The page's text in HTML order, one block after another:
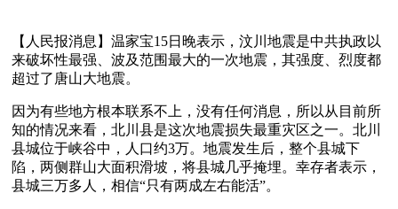
【人民报消息】温家宝15日晚表示，汶川地震是中共执政以
来破坏性最强、波及范围最大的一次地震，其强度、烈度都
超过了唐山大地震。
因为有些地方根本联系不上，没有任何消息，所以从目前所
知的情况来看，北川县是这次地震损失最重灾区之一。北川
县城位于峡谷中，人口约3万。地震发生后，整个县城下
陷，两侧群山大面积滑坡，将县城几乎掩埋。幸存者表示，
县城三万多人，相信“只有两成左右能活”。